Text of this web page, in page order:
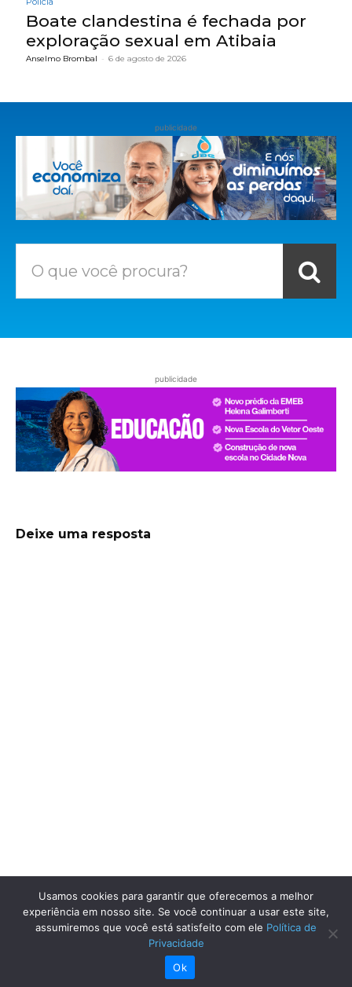
Boate clandestina é fechada por
exploração sexual em Atibaia
Anselmo Brombal - 6 de agosto de 2026
publicidade
O que você procura?
publicidade
Deixe uma resposta
Usamos cookies para garantir que oferecemos a melhor
experiência em nosso site. Se você continuar a usar este site,
assumiremos que você está satisfeito com ele Política de
Privacidade
Ok